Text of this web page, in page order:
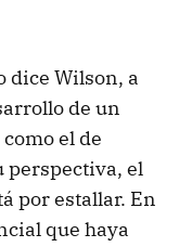
dice Wilson, a
de un
el de
perspectiva, el
por estallar. En
que haya